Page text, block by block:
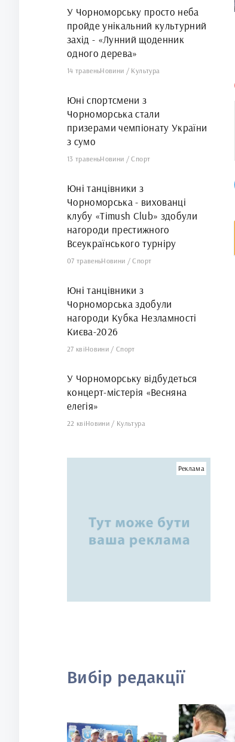
У Чорноморську просто неба
пройде унікальний культурний
захід - «Лунний щоденник
одного дерева»
14 травеньНовини / Культура
Юні спортсмени з
Чорноморська стали
призерами чемпіонату України
з сумо
13 травеньНовини /Спорт
Юні танцівники з
Чорноморська - вихованці
клубу «Timush Club» здобули
нагороди престижного
Всеукраїнського турніру
07 травеньНовини /Спорт
Юні танцівники з
Чорноморська здобули
нагороди Кубка Незламності
Києва-2026
27 квіНовини /Спорт
У Чорноморську відбудеться
концерт-містерія «Весняна
елегія»
22 квіНовини / Культура
Реклама
Вибір редакції